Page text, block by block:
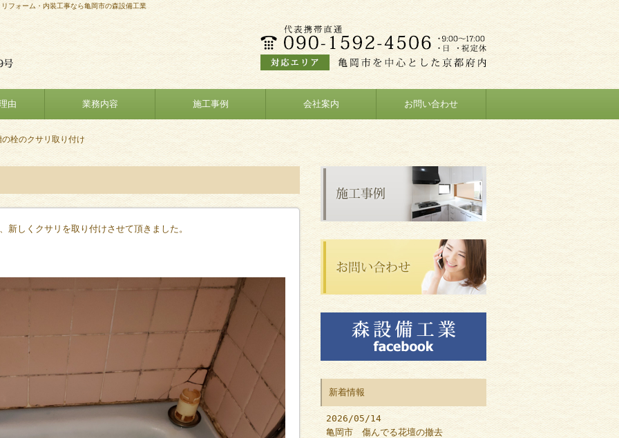
ォーム・内装工事なら亀岡市の森設備工業
由 業務内容 施工事例 会社案内 お問い合わせ
のクサリ取り付け
新しくクサリを取り付けさせて頂きました。
新着情報
2026/05/14
亀岡市 傷んでる花壇の撤去